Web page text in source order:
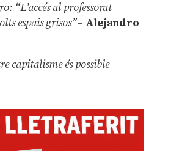
“L’accés al professorat
espais grisos”– Alejandro
capitalisme és possible –